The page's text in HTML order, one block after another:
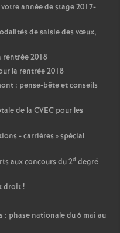
année de stage 2017-
de saisie des vœux,
rentrée 2018
la rentrée 2018
: pense-bête et conseils
de la CVEC pour les
- carrières » spécial
aux concours du 2d degré
droit!
phase nationale du 6 mai au